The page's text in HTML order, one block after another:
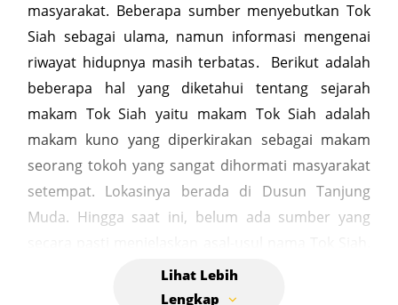
masyarakat. Beberapa sumber menyebutkan Tok
Siah sebagai ulama, namun informasi mengenai
riwayat hidupnya masih terbatas. Berikut adalah
beberapa hal yang diketahui tentang sejarah
makam Tok Siah yaitu makam Tok Siah adalah
makam kuno yang diperkirakan sebagai makam
seorang tokoh yang sangat dihormati masyarakat
setempat. Lokasinya berada di Dusun Tanjung
Muda. Hingga saat ini, belum ada sumber yang
Ada kemungkinan nama ini berasal dari kearifan
lokal yang merujuk pada sosok ulama atau tokoh